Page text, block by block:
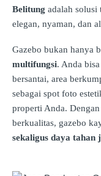
Belitung adalah solusi
elegan, nyaman, dan
Gazebo bukan hanya
multifungsi. Anda
bersantai, area
sebagai spot foto
properti Anda.
berkualitas, gazebo
sekaligus daya tahan